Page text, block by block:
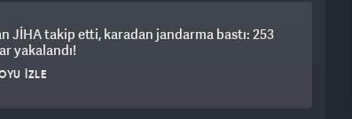
JİHA takip etti, karadan jandarma bastı: 253
yakalandı!
İZLE